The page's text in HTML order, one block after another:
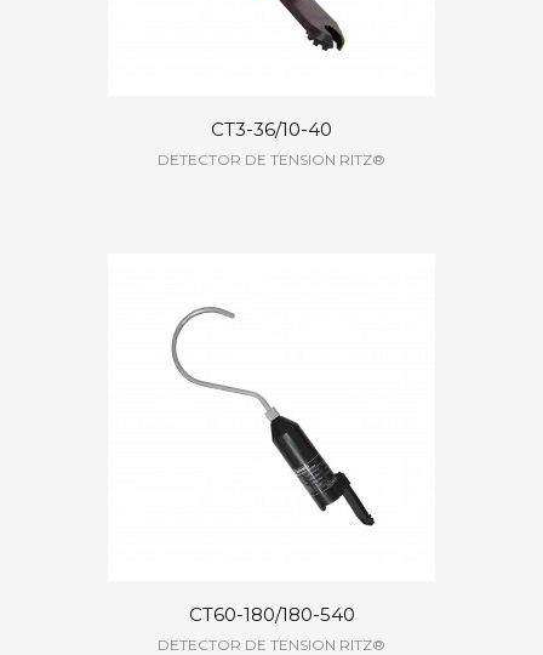
CT3-36/10-40
DETECTOR DE TENSION RITZ®
CT60-180/180-540
DETECTOR DE TENSION RITZ®